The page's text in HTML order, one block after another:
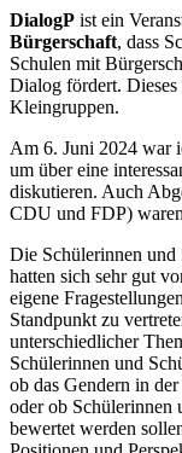
DialogP ist ein
Bürgerschaft, dass
Schulen mit
Dialog fördert. Dieses
Kleingruppen.
Am 6. Juni 2024 war
um über eine
diskutieren. Auch
CDU und FDP)
Die Schülerinnen und
hatten sich sehr gut
eigene
Standpunkt zu
unterschiedlicher
Schülerinnen und
ob das Gendern in
oder ob Schülerinnen
bewertet werden